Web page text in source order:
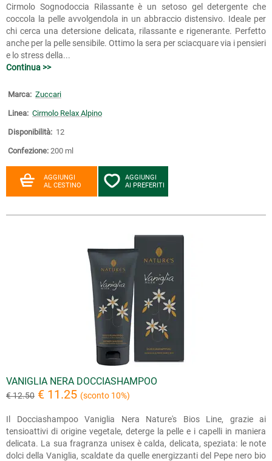
Cirmolo Sognodoccia Rilassante è un setoso gel detergente che
coccola la pelle avvolgendola in un abbraccio distensivo. Ideale per
chi cerca una detersione delicata, rilassante e rigenerante. Perfetto
anche per la pelle sensibile. Ottimo la sera per sciacquare via i pensieri
e lo stress della...
Continua >>
Marca: Zuccari
Linea: Cirmolo Relax Alpino
Disponibilità: 12
Confezione: 200 ml
AGGIUNGI
AL CESTINO
AGGIUNGI
AI PREFERITI
VANIGLIA NERA DOCCIASHAMPOO
€ 12.50 € 11.25 (sconto 10%)
Il Docciashampoo Vaniglia Nera Nature's Bios Line, grazie ai
tensioattivi di origine vegetale, deterge la pelle e i capelli in maniera
delicata. La sua fragranza unisex è calda, delicata, speziata: le note
dolci della Vaniglia, scaldate da quelle energizzanti del Pepe nero bio